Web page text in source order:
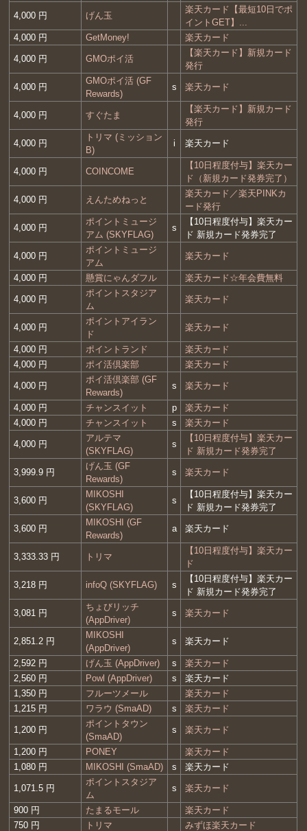
4,000 円 げん玉
楽天カード【最短10日でポ
イントGET】...
4,000 円
GetMoney! 楽天カード
4,000 円 GMOポイ活
【楽天カード】新規カード
発行
4,000 円
GMOポイ活 (GF
Rewards)
s 楽天カード
4,000 円 すぐたま
【楽天カード】新規カード
発行
4,000 円
トリマ (ミッション
B)
i 楽天カード
4,000 円 COINCOME
【10日程度付与】楽天カー
ド（新規カード発券完了）
4,000 円 えんためねっと
楽天カード／楽天PINKカ
ード発行
4,000 円
ポイントミュージ
アム (SKYFLAG)
s
【10日程度付与】楽天カー
ド 新規カード発券完了
4,000 円
ポイントミュージ
アム
楽天カード
4,000 円 懸賞にゃんダフル 楽天カード☆年会費無料
4,000 円
ポイントスタジア
ム
楽天カード
4,000 円
ポイントアイラン
ド
楽天カード
4,000 円 ポイントランド
楽天カード
4,000 円
ポイ活倶楽部 楽天カード
4,000 円
ポイ活倶楽部 (GF
Rewards)
s 楽天カード
4,000 円 チャンスイット p
楽天カード
4,000 円
チャンスイット s 楽天カード
4,000 円
アルテマ
(SKYFLAG)
s
【10日程度付与】楽天カー
ド 新規カード発券完了
3,999.9 円
げん玉 (GF
Rewards)
s 楽天カード
3,600 円
MIKOSHI
(SKYFLAG)
s
【10日程度付与】楽天カー
ド 新規カード発券完了
3,600 円
MIKOSHI (GF
Rewards)
a 楽天カード
3,333.33 円 トリマ
【10日程度付与】楽天カー
ド
3,218 円 infoQ (SKYFLAG) s
【10日程度付与】楽天カー
ド 新規カード発券完了
3,081 円
ちょびリッチ
(AppDriver)
s 楽天カード
2,851.2 円
MIKOSHI
(AppDriver)
s 楽天カード
2,592 円 げん玉 (AppDriver) s
楽天カード
2,560 円
Powl (AppDriver) s
楽天カード
1,350 円
フルーツメール
楽天カード
1,215 円
ワラウ (SmaAD) s 楽天カード
1,200 円
ポイントタウン
(SmaAD)
s 楽天カード
1,200 円 PONEY
楽天カード
1,080 円
MIKOSHI (SmaAD) s 楽天カード
1,071.5 円
ポイントスタジア
ム
s 楽天カード
900 円 たまるモール
楽天カード
750 円
トリマ みずほ楽天カード